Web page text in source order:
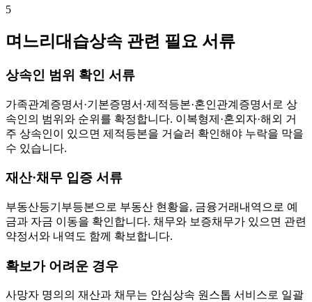
5
며느리대습상속 관련 필요 서류
상속인 범위 확인 서류
가족관계증명서·기본증명서·제적등본·혼인관계증명서로 상
속인의 범위와 순위를 확정합니다. 이복형제·혼외자·해외 거
주 상속인이 있으면 제적등본을 거슬러 확인해야 누락을 막을
수 있습니다.
재산·채무 입증 서류
부동산등기부등본으로 부동산 현황을, 금융거래내역으로 예
금과 자금 이동을 확인합니다. 채무와 보증채무가 있으면 관련
약정서와 내역도 함께 확보합니다.
확보가 어려운 경우
사망자 명의의 재산과 채무는 안심상속 원스톱 서비스로 일괄